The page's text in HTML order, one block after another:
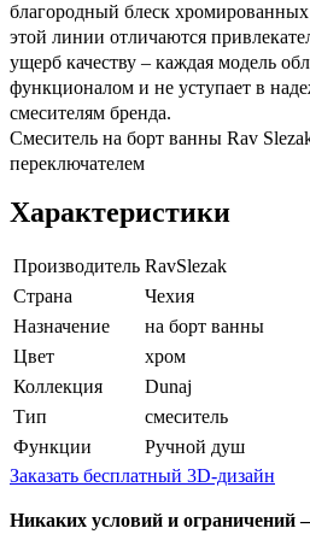
благородный блеск
этой линии отличаются
ущерб качеству – каждая модель
функционалом и не уступает в
смесителям бренда.
Смеситель на борт ванны Rav
переключателем
Характеристики
Производитель RavSlezak
Страна
Чехия
Назначение
на борт ванны
Цвет
хром
Коллекция
Dunaj
Тип
смеситель
Функции
Ручной душ
Заказать бесплатный 3D-дизайн
Никаких условий и